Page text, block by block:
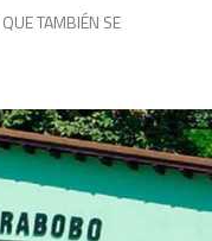
TAMBIÉN SE